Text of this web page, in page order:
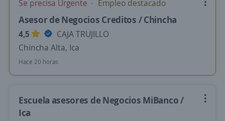
Se precisa Urgente Empleo destacado
Asesor de Negocios Creditos / Chincha
4,5
CAJA TRUJILLO
Chincha Alta, Ica
Hace 20 horas
Escuela asesores de Negocios MiBanco /
Ica